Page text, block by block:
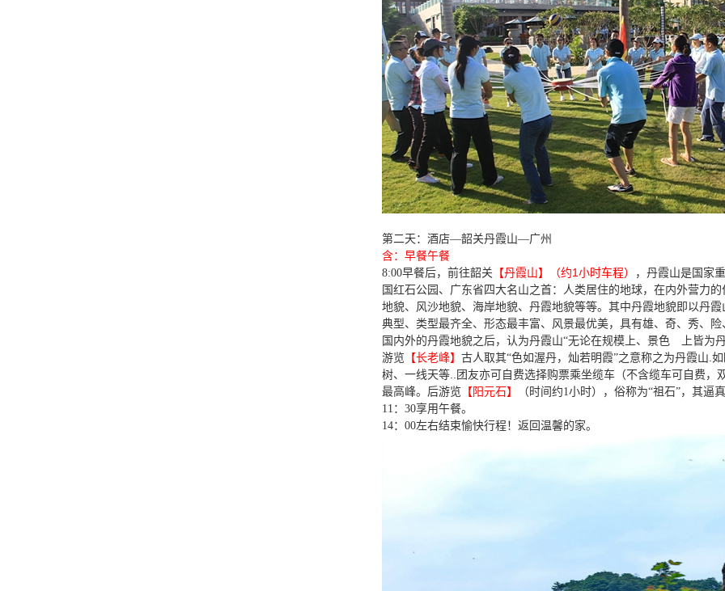
第二天： 酒店—韶关丹霞山—广州
含：早餐午餐
8:00早餐后，前往韶关 【丹霞山】（约1 小时车程）
，丹霞山是国家
国红石公园、广东省四大名山之首：人类居住的地球，在内外营力
地貌、风沙地貌、海岸地貌、丹霞地貌等等。其中丹霞地貌即以丹
典型、类型最齐全、形态最丰富、风景最优美，具有雄、奇、秀、
国内外的丹霞地貌之后，认为丹霞山“无论在规模上、景色 上皆为
游览 【长老峰】 古人取其“色如渥丹，灿若明霞”之意称之为丹霞山
树、一线天等
团友亦可自费选择购票乘坐缆车（不含缆车可自费，
最高峰。后游览 【阳元石】 （时间约1小时）
，俗称为“祖石”，其逼
11：30享用午餐。
14：00左右结束愉快行程！返回温馨的家。